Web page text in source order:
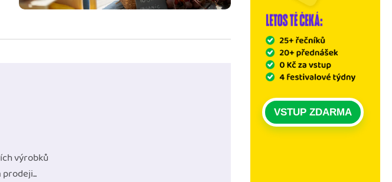
VSTUP ZDARMA
výrobků